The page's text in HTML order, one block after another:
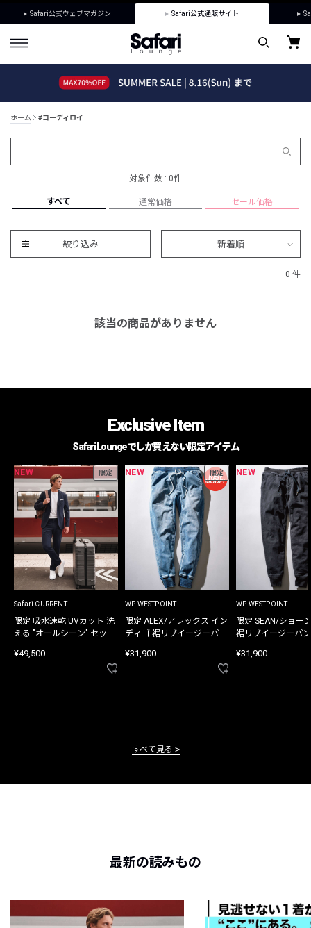
Safari公式ウェブマガジン Safari公式通販サイト
ホーム #コーディロイ
対象件数 : 0件
すべて 通常価格 セール価格
絞り込み 新着順
0 件
該当の商品がありません
Exclusive Item
Safari Loungeでしか買えない限定アイテム
NEW 限定
Safari CURRENT
限定 吸水速乾 UVカット 洗
える "オールシーン" セット
¥49,500
NEW 限定
WP WESTPOINT
限定 ALEX/アレックス イン
ディゴ 裾リブイージーパン
¥31,900
NEW
WP WESTPOINT
限定 SEAN/ショー
裾リブイージーパ
¥31,900
すべて見る
最新の読みもの